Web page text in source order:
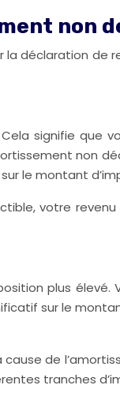
non
déclaration
signifie que
non
le montant
votre
plus
sur le
de
tranches